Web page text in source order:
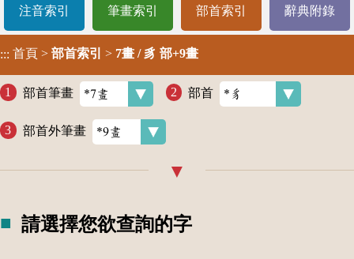
注音索引 筆畫索引 部首索引 辭典附錄
::: 首頁 > 部首索引 > 7畫 / 豸 部+9畫
部首筆畫 部首
部首外筆畫
請選擇您欲查詢的字